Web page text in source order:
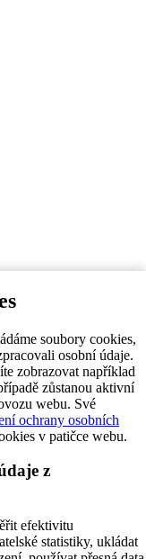
soubory cookies,
osobní údaje.
zobrazovat například
zůstanou aktivní
webu. Své
ochrany osobních
v patičce webu.
z
efektivitu
statistiky, ukládat